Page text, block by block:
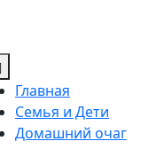
Главная
Семья и Дети
Домашний очаг